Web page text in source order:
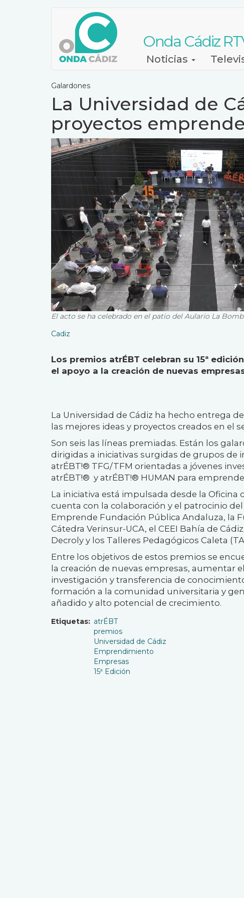
Onda Cádiz
NavegaciónNoticias
Galardones
La Universidad de
proyectos
El acto se ha celebrado en el patio del Aulario La
Cadiz
Los premios atrÉBT celebran su 15ª
el apoyo a la creación de nuevas
La Universidad de Cádiz ha hecho entrega
las mejores ideas y proyectos creados en el
Son seis las líneas premiadas. Están los
dirigidas a iniciativas surgidas de grupos de
atrÉBT!® TFG/TFM orientadas a jóvenes
atrÉBT!® y atrÉBT!® HUMAN para
La iniciativa está impulsada desde la
cuenta con la colaboración y el patrocinio
Emprende Fundación Pública Andaluza, la
Cátedra Verinsur-UCA, el CEEI Bahía de
Decroly y los Talleres Pedagógicos Caleta
Entre los objetivos de estos premios se
la creación de nuevas empresas, aumentar
investigación y transferencia de
formación a la comunidad universitaria y
añadido y alto potencial de crecimiento.
Etiquetas
atrÉBT
premios
Universidad de Cádiz
Emprendimiento
Empresas
15ª Edición